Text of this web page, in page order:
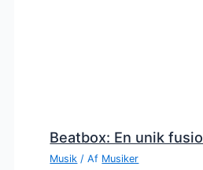
Beatbox: En unik
Musik / Af Musiker